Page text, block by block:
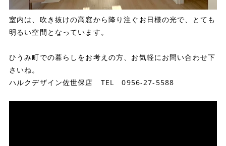
室内は、吹き抜けの高窓から降り注ぐお日様の光で、とても
明るい空間となっています。
ひうみ町での暮らしをお考えの方、お気軽にお問い合わせ下
さいね。
ハルクデザイン佐世保店 TEL 0956-27-5588